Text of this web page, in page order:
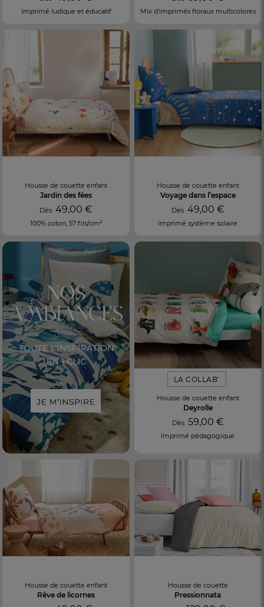
Imprimé ludique et éducatif Mix d’imprimés floraux multicolores
Housse de couette enfant
Jardin des fées
Dès49,00 €
100% coton, 57 fils/cm²
Housse de couette enfant
Voyage dans l’espace
Dès 49,00 €
Imprimé système solaire
LA COLLAB'
Housse de couette enfant
Deyrolle
Dès 59,00 €
Imprimé pédagogique
Housse de couette enfant
Rêve de licornes
Housse de couette
Pressionnata